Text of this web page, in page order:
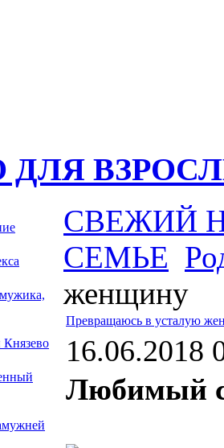
ДЛЯ
СВЕЖИЙ
СЕМЬЕ
женщину
Превращаюсь в усталую
16.06.2018
Любимый